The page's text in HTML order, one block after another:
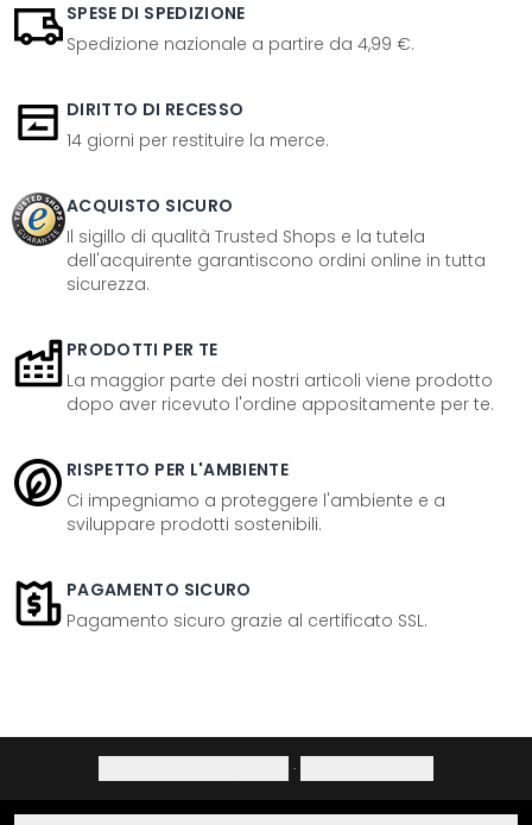
SPESE DI SPEDIZIONE
Spedizione nazionale a partire da 4,99 €.
DIRITTO DI RECESSO
14 giorni per restituire la merce.
ACQUISTO SICURO
Il sigillo di qualità Trusted Shops e la tutela
dell'acquirente garantiscono ordini online in tutta
sicurezza.
PRODOTTI PER TE
La maggior parte dei nostri articoli viene prodotto
dopo aver ricevuto l'ordine appositamente per te.
RISPETTO PER L'AMBIENTE
Ci impegniamo a proteggere l'ambiente e a
sviluppare prodotti sostenibili.
PAGAMENTO SICURO
Pagamento sicuro grazie al certificato SSL.
·